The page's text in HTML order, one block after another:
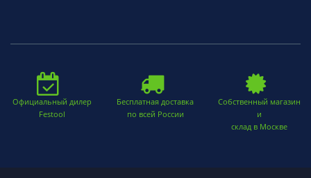
Официальный дилер
Festool
Бесплатная доставка
по всей России
Собственный магазин
и
склад в Москве